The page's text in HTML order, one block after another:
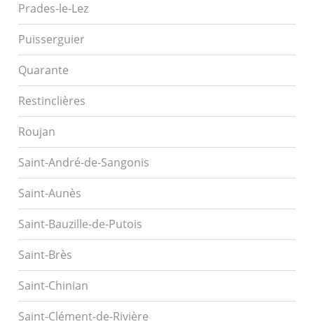
Prades-le-Lez
Puisserguier
Quarante
Restinclières
Roujan
Saint-André-de-Sangonis
Saint-Aunès
Saint-Bauzille-de-Putois
Saint-Brès
Saint-Chinian
Saint-Clément-de-Rivière